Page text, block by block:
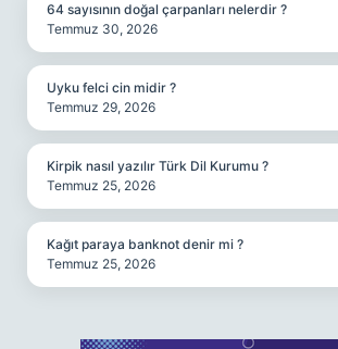
64 sayısının doğal çarpanları nelerdir ?
Temmuz 30, 2026
Uyku felci cin midir ?
Temmuz 29, 2026
Kirpik nasıl yazılır Türk Dil Kurumu ?
Temmuz 25, 2026
Kağıt paraya banknot denir mi ?
Temmuz 25, 2026